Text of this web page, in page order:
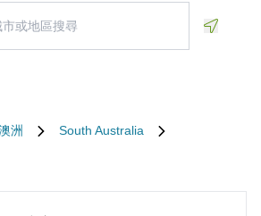
洲
South Australia